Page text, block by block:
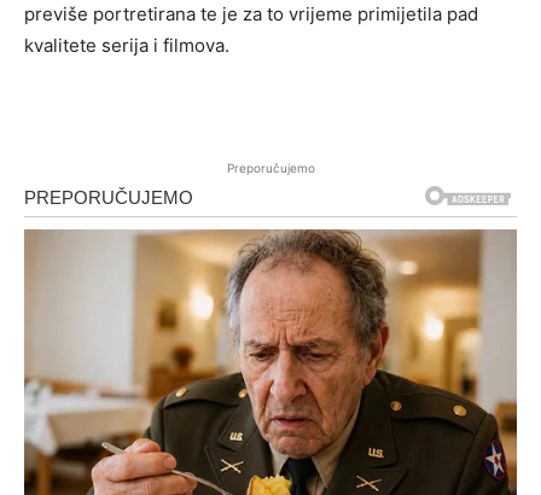
previše portretirana te je za to vrijeme primijetila pad
kvalitete serija i filmova.
Preporučujemo